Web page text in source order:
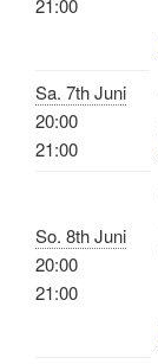
Sa. 7th Juni
20:00
21:00
So. 8th Juni
20:00
21:00